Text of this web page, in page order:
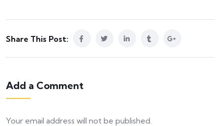
Share This Post:
Add a Comment
Your email address will not be published.